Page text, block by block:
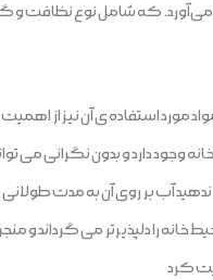
می‌آورد. که شامل نوع نظافت
مورد استفاده ی آن نیز از
دارد و بدون نگرانی می
آب بر روی آن به مدت
دلپذیرتر می گرداند و
کرد